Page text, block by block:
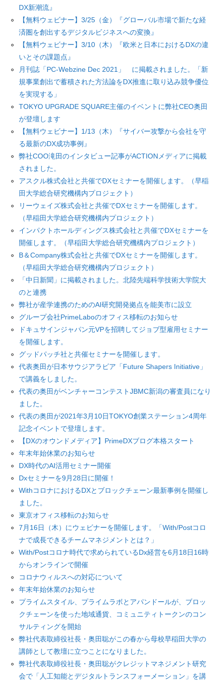
DX新潮流』
【無料ウェビナー】3/25（金）『グローバル市場で新たな経
済圏を創出するデジタルビジネスへの変換』
【無料ウェビナー】3/10（木）『欧米と日本におけるDXの違
いとその課題点』
月刊誌「PC-Webzine Dec 2021」 に掲載されました。「新
規事業創出で蓄積された方法論をDX推進に取り込み競争優位
を実現する」
TOKYO UPGRADE SQUARE主催のイベントに弊社CEO奥田
が登壇します
【無料ウェビナー】1/13（木）『サイバー攻撃から会社を守
る最新のDX成功事例』
弊社COO滝田のインタビュー記事がACTIONメディアに掲載
されました。
アスクル株式会社と共催でDXセミナーを開催します。（早稲
田大学総合研究機構内プロジェクト）
リーウェイズ株式会社と共催でDXセミナーを開催します。
（早稲田大学総合研究機構内プロジェクト）
インパクトホールディングス株式会社と共催でDXセミナーを
開催します。（早稲田大学総合研究機構内プロジェクト）
B＆Company株式会社と共催でDXセミナーを開催します。
（早稲田大学総合研究機構内プロジェクト）
「中日新聞」に掲載されました。北陸先端科学技術大学院大
のと連携
弊社が産学連携のためのAI研究開発拠点を能美市に設立
グループ会社PrimeLaboのオフィス移転のお知らせ
ドキュサインジャパン元VPを招聘してジョブ型雇用セミナー
を開催します。
グッドパッチ社と共催セミナーを開催します。
代表奥田が日本サウジアラビア「Future Shapers Initiative」
で講義をしました。
代表の奥田がベンチャーコンテストJBMC新潟の審査員になり
ました。
代表の奥田が2021年3月10日TOKYO創業ステーション4周年
記念イベントで登壇します。
【DXのオウンドメディア】PrimeDXブログ本格スタート
年末年始休業のお知らせ
DX時代のAI活用セミナー開催
Dxセミナーを9月28日に開催！
WithコロナにおけるDXとブロックチェーン最新事例を開催し
ました。
東京オフィス移転のお知らせ
7月16日（木）にウェビナーを開催します。「With/Postコロ
ナで成長できるチームマネジメントとは？」
With/Postコロナ時代で求められているDx経営を6月18日16時
からオンラインで開催
コロナウィルスへの対応について
年末年始休業のお知らせ
プライムスタイル、プライムラボとアパンドールが、ブロッ
クチェーンを使った地域通貨、コミュニティトークンのコン
サルティングを開始
弊社代表取締役社長・奥田聡がこの春から母校早稲田大学の
講師として教壇に立つことになりました。
弊社代表取締役社長・奥田聡がクレジットマネジメント研究
会で「人工知能とデジタルトランスフォーメーション」を講